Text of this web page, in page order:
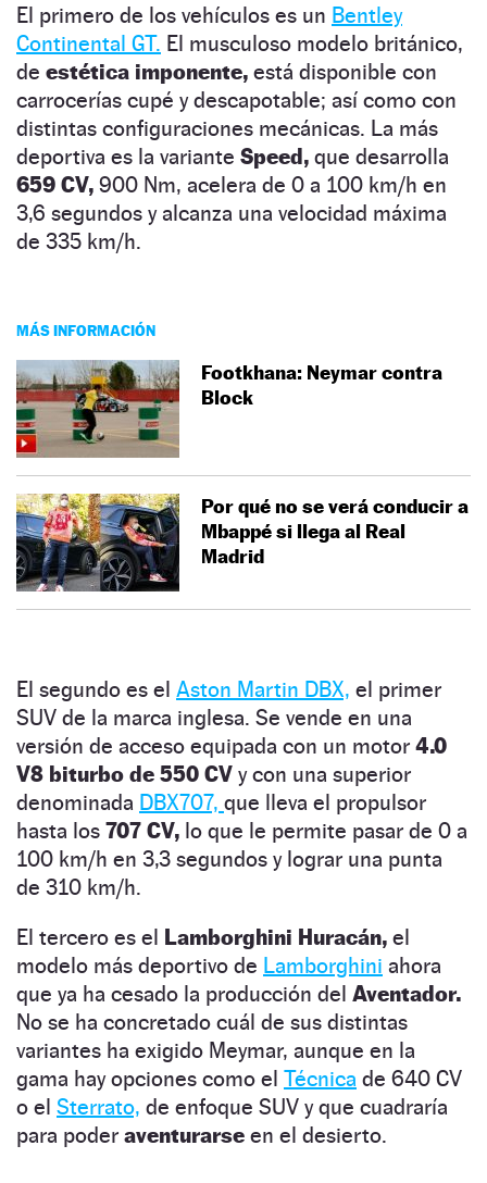
El primero de los vehículos es un Bentley
Continental GT. El musculoso modelo británico,
de estética imponente, está disponible con
carrocerías cupé y descapotable; así como con
distintas configuraciones mecánicas. La más
deportiva es la variante Speed, que desarrolla
659 CV, 900 Nm, acelera de 0 a 100 km/h en
3,6 segundos y alcanza una velocidad máxima
de 335 km/h.
MÁS INFORMACIÓN
Footkhana: Neymar contra
Block
Por qué no se verá conducir a
Mbappé si llega al Real
Madrid
El segundo es el Aston Martin DBX, el primer
SUV de la marca inglesa. Se vende en una
versión de acceso equipada con un motor 4.0
V8 biturbo de 550 CV y con una superior
denominada DBX707, que lleva el propulsor
hasta los 707 CV, lo que le permite pasar de 0 a
100 km/h en 3,3 segundos y lograr una punta
de 310 km/h.
El tercero es el Lamborghini Huracán, el
modelo más deportivo de Lamborghini ahora
que ya ha cesado la producción del Aventador.
No se ha concretado cuál de sus distintas
variantes ha exigido Meymar, aunque en la
gama hay opciones como el Técnica de 640 CV
o el Sterrato, de enfoque SUV y que cuadraría
para poder aventurarse en el desierto.